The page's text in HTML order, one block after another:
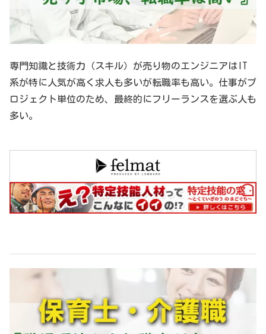
専門知識と技術力（スキル）が売り物のエンジニアはIT
系が特に人気が高く求人も多いが転職率も高い。仕事がプ
ロジェクト単位のため、最終的にフリーランスを選ぶ人も
多い。